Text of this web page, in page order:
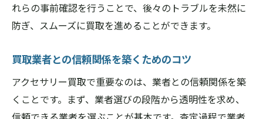
れらの事前確認を行うことで、後々のトラブルを未然に
防ぎ、スムーズに買取を進めることができます。
買取業者との信頼関係を築くためのコツ
アクセサリー買取で重要なのは、業者との信頼関係を築
くことです。まず、業者選びの段階から透明性を求め、